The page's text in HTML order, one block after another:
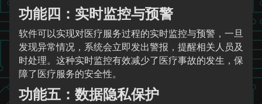
功能四：实时监控与预警
软件可以实现对医疗服务过程的实时监控与预警，一旦
发现异常情况，系统会立即发出警报，提醒相关人员及
时处理。这种实时监控有效减少了医疗事故的发生，保
障了医疗服务的安全性。
功能五：数据隐私保护